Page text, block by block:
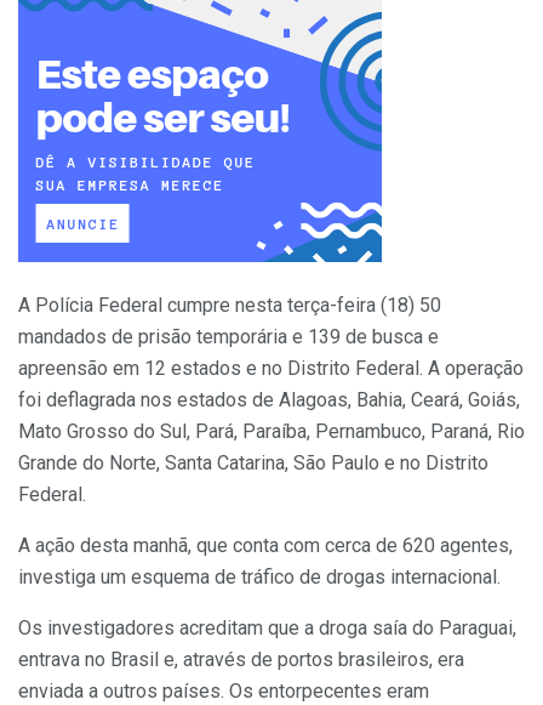
A Polícia Federal cumpre nesta terça-feira (18) 50
mandados de prisão temporária e 139 de busca e
apreensão em 12 estados e no Distrito Federal. A operação
foi deflagrada nos estados de Alagoas, Bahia, Ceará, Goiás,
Mato Grosso do Sul, Pará, Paraíba, Pernambuco, Paraná, Rio
Grande do Norte, Santa Catarina, São Paulo e no Distrito
Federal.
A ação desta manhã, que conta com cerca de 620 agentes,
investiga um esquema de tráfico de drogas internacional.
Os investigadores acreditam que a droga saía do Paraguai,
entrava no Brasil e, através de portos brasileiros, era
enviada a outros países. Os entorpecentes eram